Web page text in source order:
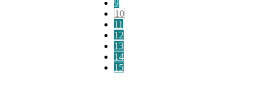
9
10
11
12
13
14
15